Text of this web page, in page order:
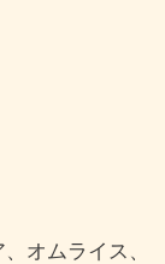
オムライス、